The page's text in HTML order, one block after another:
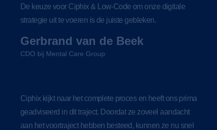
De keuze voor Ciphix & Low-Code om onze digitale
strategie uit te voeren is de juiste gebleken.
Gerbrand van de Beek
CDO bij Mental Care Group
Ciphix kijkt naar het complete proces en heeft ons prima
geadviseerd in dit traject. Doordat ze zoveel aandacht
aan het voortraject hebben besteed, kunnen ze nu snel